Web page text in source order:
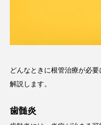
どんなときに根管治療が必
解説します。
歯髄炎